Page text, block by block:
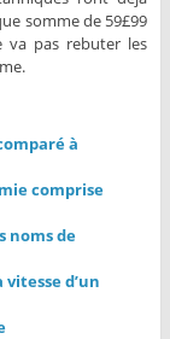
somme de 59£99
va pas rebuter les
à
comprise
noms de
d’un